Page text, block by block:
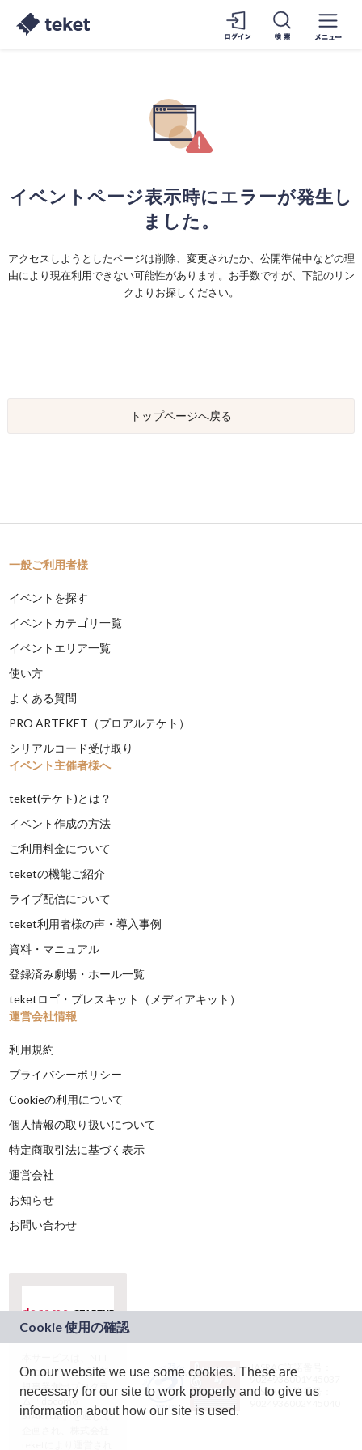
イベントページ表示時にエラーが発生し
ました。
アクセスしようとしたページは削除、変更されたか、公開準備中などの理
由により現在利用できない可能性があります。お手数ですが、下記のリン
クよりお探しください。
トップページへ戻る
一般ご利用者様
イベントを探す
イベントカテゴリ一覧
イベントエリア一覧
使い方
よくある質問
PRO ARTEKET（プロアルテケト）
シリアルコード受け取り
イベント主催者様へ
teket(テケト)とは？
イベント作成の方法
ご利用料金について
teketの機能ご紹介
ライブ配信について
teket利用者様の声・導入事例
資料・マニュアル
登録済み劇場・ホール一覧
teketロゴ・プレスキット（メディアキット）
運営会社情報
利用規約
プライバシーポリシー
Cookieの利用について
個人情報の取り扱いについて
特定商取引法に基づく表示
運営会社
お知らせ
お問い合わせ
ドコモグループの新
規事業創出プログラ
ム「docomo
STARTUP」を通じて
JASRAC許諾番号：
9024936001Y45037
JASRAC許諾番号：
On our website we use some cookies. These are
necessary for our site to work properly and to give us
information about how our site is used.